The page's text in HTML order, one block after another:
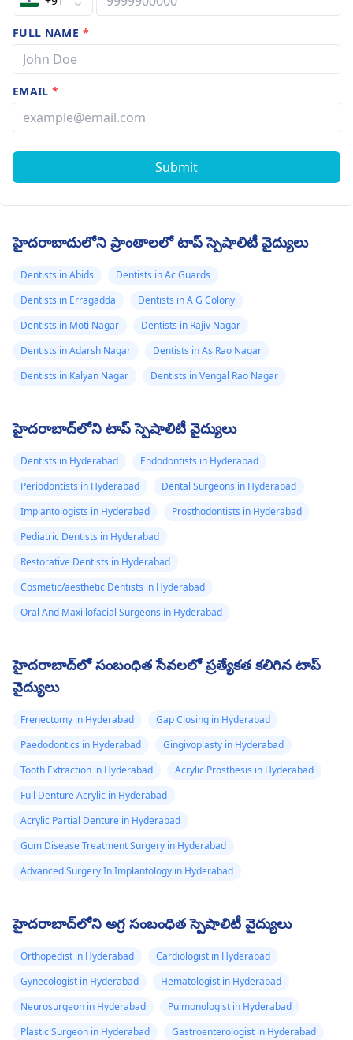
FULL NAME *
EMAIL*
Submit
హైదరాబాదులోని ప్రాంతాలలో టాప్ స్పెషాలిటీ వైద్యులు
Dentists in Abids
Dentists in Ac Guards
Dentists in Erragadda
Dentists in A G Colony
Dentists in Moti Nagar
Dentists in Rajiv Nagar
Dentists in Adarsh Nagar
Dentists in As Rao Nagar
Dentists in Kalyan Nagar
Dentists in Vengal Rao Nagar
హైదరాబాద్‌లోని టాప్ స్పెషాలిటీ వైద్యులు
Dentists in Hyderabad
Endodontists in Hyderabad
Periodontists in Hyderabad
Dental Surgeons in Hyderabad
Implantologists in Hyderabad
Prosthodontists in Hyderabad
Pediatric Dentists in Hyderabad
Restorative Dentists in Hyderabad
Cosmetic/aesthetic Dentists in Hyderabad
Oral And Maxillofacial Surgeons in Hyderabad
హైదరాబాద్‌లో సంబంధిత సేవలలో ప్రత్యేకత కలిగిన టాప్
వైద్యులు
Frenectomy in Hyderabad
Gap Closing in Hyderabad
Paedodontics in Hyderabad
Gingivoplasty in Hyderabad
Tooth Extraction in Hyderabad
Acrylic Prosthesis in Hyderabad
Full Denture Acrylic in Hyderabad
Acrylic Partial Denture in Hyderabad
Gum Disease Treatment Surgery in Hyderabad
Advanced Surgery In Implantology in Hyderabad
హైదరాబాద్‌లోని అగ్ర సంబంధిత స్పెషాలిటీ వైద్యులు
Orthopedist in Hyderabad
Cardiologist in Hyderabad
Gynecologist in Hyderabad
Hematologist in Hyderabad
Neurosurgeon in Hyderabad
Pulmonologist in Hyderabad
Plastic Surgeon in Hyderabad
Gastroenterologist in Hyderabad